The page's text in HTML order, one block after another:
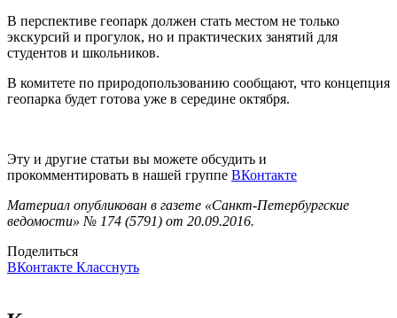
В перспективе геопарк должен стать местом не только
экскурсий и прогулок, но и практических занятий для
студентов и школьников.
В комитете по природопользованию сообщают, что концепция
геопарка будет готова уже в середине октября.
Эту и другие статьи вы можете обсудить и
прокомментировать в нашей группе ВКонтакте
Материал опубликован в газете «Санкт-Петербургские
ведомости» № 174 (5791) от 20.09.2016.
Поделиться
ВКонтакте Класснуть